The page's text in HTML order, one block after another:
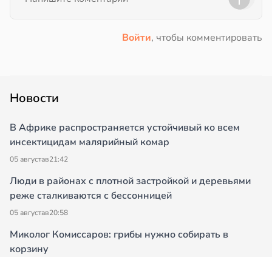
Войти, чтобы комментировать
Новости
В Африке распространяется устойчивый ко всем
инсектицидам малярийный комар
05 августав21:42
Люди в районах с плотной застройкой и деревьями
реже сталкиваются с бессонницей
05 августав20:58
Миколог Комиссаров: грибы нужно собирать в
корзину